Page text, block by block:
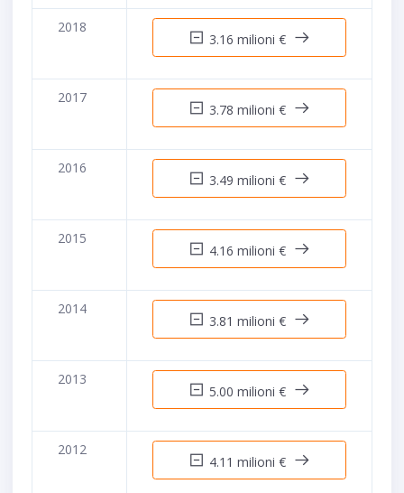
2018
3.16 milioni €
2017
3.78 milioni €
2016
3.49 milioni €
2015
4.16 milioni €
2014
3.81 milioni €
2013
5.00 milioni €
2012
4.11 milioni €